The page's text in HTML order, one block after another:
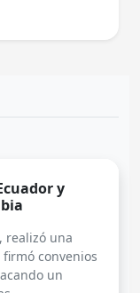
y
realizó una
convenios
un